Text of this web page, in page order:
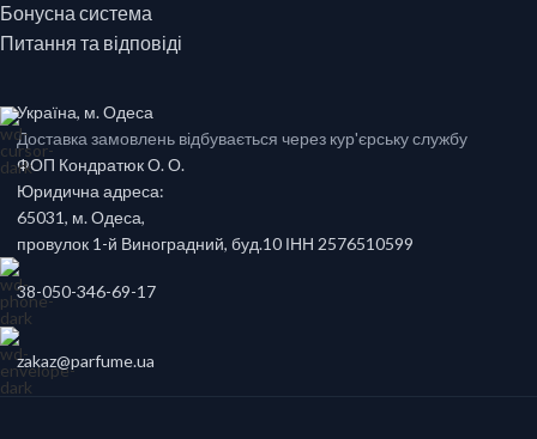
Бонусна система
Питання та відповіді
Україна, м. Одеса
Доставка замовлень відбувається через кур'єрську службу
ФОП Кондратюк О. О.
Юридична адреса:
65031, м. Одеса,
провулок 1-й Виноградний, буд.10 ІНН 2576510599
38-050-346-69-17
zakaz@parfume.ua